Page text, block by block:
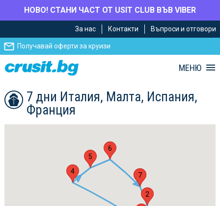
НОВО! СТАНИ ЧАСТ ОТ USIT CLUB ВЪВ VIBER
главното
съдържание
Навигацията
За нас Контакти Въпроси и отговори
Получавай оферти за круизи
МЕНЮ
7 дни Италия, Малта, Испания,
Франция
1
2
4
5
6
7